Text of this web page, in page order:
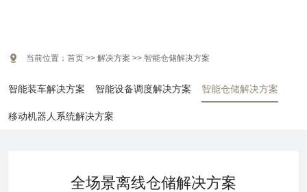
智能装车解决方案 智能设备调度解决方案 智能仓储解决方案
移动机器人系统解决方案
 当前位置： 首页 >> 解决方案 >> 智能仓储解决方案
全场景离线仓储解决方案